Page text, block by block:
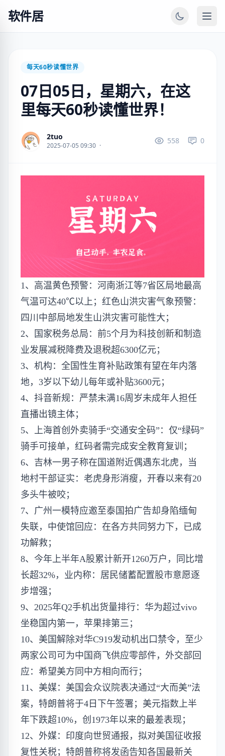
软件居
每天60秒读懂世界
07日05日，星期六，在这
里每天60秒读懂世界！
2tuo
2025-07-05 09:30 ·
558 0
1、高温黄色预警：河南浙江等7省区局地最高
气温可达40℃以上；红色山洪灾害气象预警：
四川中部局地发生山洪灾害可能性大；
2、国家税务总局：前5个月为科技创新和制造
业发展减税降费及退税超6300亿元；
3、机构：全国性生育补贴政策有望在年内落
地，3岁以下幼儿每年或补贴3600元；
4、抖音新规：严禁未满16周岁未成年人担任
直播出镜主体​​；
5、上海首创外卖骑手“交通安全码”：​​仅“绿码”
骑手可接单，红码者需完成安全教育复训；
6、吉林一男子称在国道附近偶遇东北虎，当
地村干部证实：老虎身形消瘦，开春以来有20
多头牛被咬；
7、广州一模特应邀至泰国拍广告却身陷缅甸
失联，中使馆回应：在各方共同努力下，已成
功解救；
8、今年上半年A股累计新开1260万户，同比增
长超32%，业内称：居民储蓄配置股市意愿逐
步增强；
9、2025年Q2手机出货量排行：华为超过vivo
坐稳国内第一，苹果排第三；
10、美国解除对华C919发动机出口禁令，至少
两家公司可为中国商飞供应零部件，外交部回
应：希望美方同中方相向而行；
11、美媒：美国会众议院表决通过“大而美”法
案，特朗普将于4日下午签署；美元指数上半
年下跌超10%，创1973年以来的最差表现；
12、外媒：印度向世贸通报，拟对美国征收报
复性关税；特朗普称将发函告知各国最新关